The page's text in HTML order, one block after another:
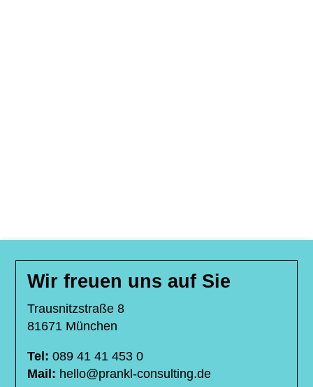
Wir freuen uns auf Sie
Trausnitzstraße 8
81671 München
Tel: 089 41 41 453 0
Mail: hello@prankl-consulting.de